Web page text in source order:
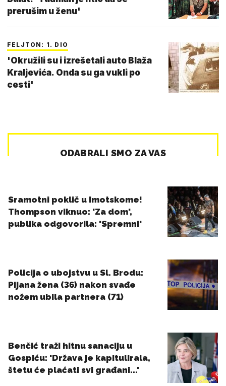
prerušim u ženu'
FELJTON: 1. DIO
'Okružili su i izrešetali auto Blaža
Kraljevića. Onda su ga vukli po
cesti'